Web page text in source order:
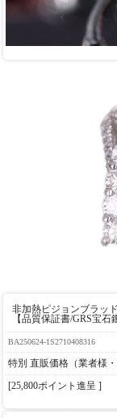
非加熱ピジョンブラッ
【品質保証書/GRS宝石
BA250624-1S2710408316
特別 直販価格（業者様・
[25,800ポイント進呈 ]